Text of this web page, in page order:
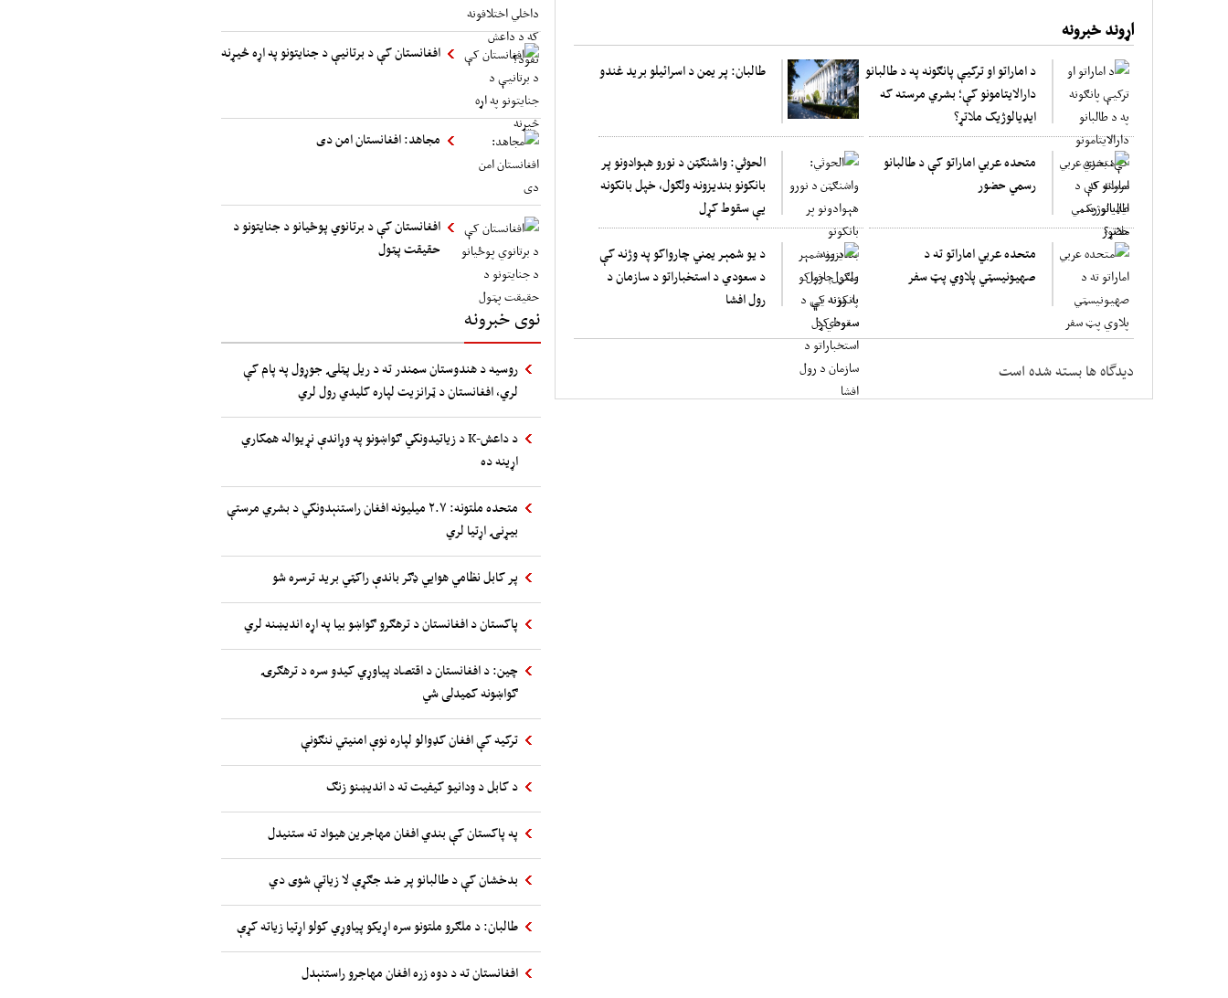
اړوند خبرونه
د اماراتو او ترکیې پانګونه په د طالبانو
دارالایتامونو کې؛ بشري مرسته که
ایډیالوژیک ملاتړ؟
طالبان: پر یمن د اسرائیلو برید غندو
متحده عربي اماراتو کې د طالبانو
رسمي حضور
الحوثي: واشنګټن د نورو هېوادونو پر
بانکونو بندیزونه ولګول، خپل بانکونه
یې سقوط کړل
متحده عربي اماراتو ته د
صهیونیسټي پلاوي پټ سفر
د یو شمېر یمني چارواکو په وژنه کې
د سعودي د استخباراتو د سازمان د
رول افشا
دیدگاه ها بسته شده است
افغانستان کې د برتانیې د جنایتونو په اړه څیړنه
مجاهد: افغانستان امن دی
افغانستان کې د برتانوي پوځیانو د جنایتونو د
حقیقت پټول
نوی خبرونه
روسیه د هندوستان سمندر ته د ریل پټلۍ جوړول په پام کې
لري، افغانستان د ټرانزیت لپاره کلیدي رول لري
د داعش-K د زیاتیدونکي ګواښونو په وړاندې نړیواله همکاري
اړینه ده
متحده ملتونه: ۲.۷ میلیونه افغان راستنېدونکي د بشري مرستې
بیړنۍ اړتیا لري
پر کابل نظامي هوایي ډګر باندې راکټي برید ترسره شو
پاکستان د افغانستان د ترهګرو ګواښو بیا په اړه اندیښنه لري
چین: د افغانستان د اقتصاد پیاوړي کیدو سره د ترهګرۍ
ګواښونه کمیدلی شي
ترکیه کې افغان کډوالو لپاره نوې امنیتي ننګونې
د کابل د ودانیو کیفیت ته د اندیښنو زنګ
په پاکستان کې بندي افغان مهاجرین هیواد ته ستنیدل
بدخشان کې د طالبانو پر ضد جګړې لا زیاتې شوی دي
طالبان: د ملګرو ملتونو سره اړیکو پیاوړي کولو اړتیا زیاته کړې
افغانستان ته د دوه زره افغان مهاجرو راستنېدل